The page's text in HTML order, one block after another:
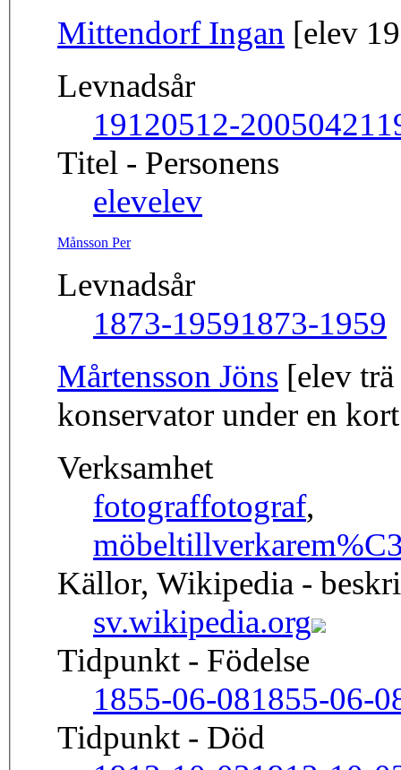
Mittendorf Ingan [elev
Levnadsår
19120512-20050421
Titel - Personens
elevelev
Månsson Per
Levnadsår
1873-19591873-1959
Mårtensson Jöns [elev
konservator under en
Verksamhet
fotograffotograf,
möbeltillverkare
Källor, Wikipedia -
sv.wikipedia.org
Tidpunkt - Födelse
1855-06-081855-06-
Tidpunkt - Död